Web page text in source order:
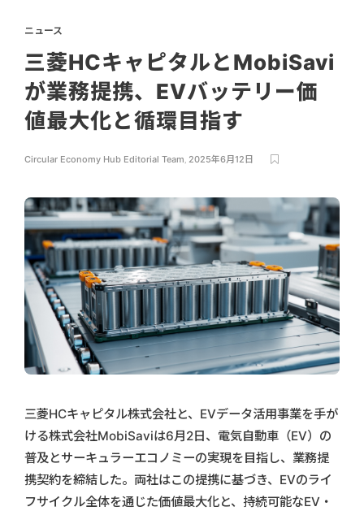
ニュース
三菱HCキャピタルとMobiSavi
が業務提携、EVバッテリー価
値最大化と循環目指す
Circular Economy Hub Editorial Team, 2025年6月12日
三菱HCキャピタル株式会社と、EVデータ活用事業を手が
ける株式会社MobiSaviは6月2日、電気自動車（EV）の
普及とサーキュラーエコノミーの実現を目指し、業務提
携契約を締結した。両社はこの提携に基づき、EVのライ
フサイクル全体を通じた価値最大化と、持続可能なEV・